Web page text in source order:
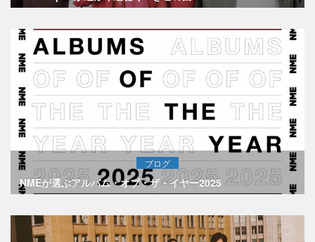
ブログ
NMEが選ぶアルバム・オブ・ザ・イヤー2025